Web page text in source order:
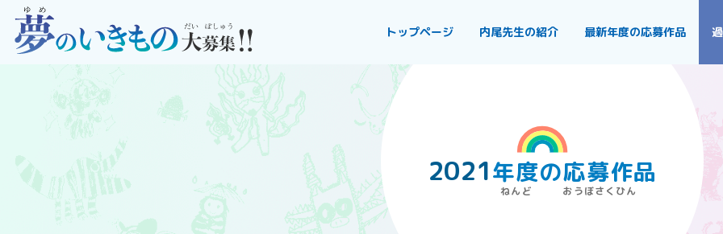
トップページ 内尾先生の紹介 最新年度の応募作品
2021年度の応募作品